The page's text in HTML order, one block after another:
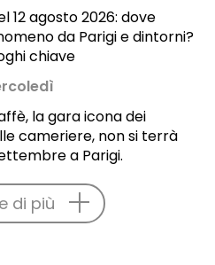
12 agosto 2026: dove
da Parigi e dintorni?
chiave
la gara icona dei
cameriere, non si terrà
a Parigi.
di più